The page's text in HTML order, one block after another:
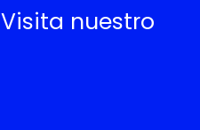
Visita nuestro